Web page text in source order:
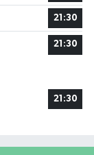
21:30
21:30
21:30